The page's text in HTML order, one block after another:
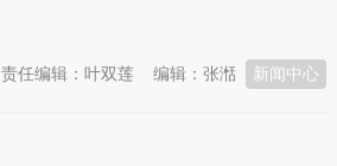
新闻中心
编辑：张湉
责任编辑：叶双莲